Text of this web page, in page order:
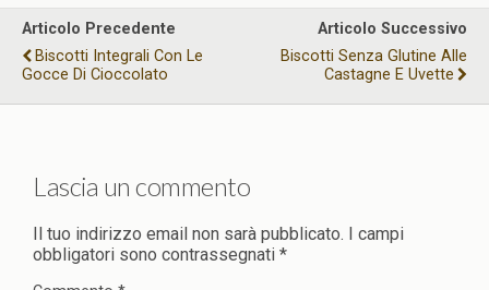
Articolo Precedente
Biscotti Integrali Con Le
Gocce Di Cioccolato
Articolo Successivo
Biscotti Senza Glutine Alle
Castagne E Uvette
Lascia un commento
Il tuo indirizzo email non sarà pubblicato. I campi
obbligatori sono contrassegnati *